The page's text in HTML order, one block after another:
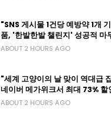
"SNS 게시물 1건당 예방약 1개
품, '한발한발 챌린지' 성공적 마
ABOUT 2 HOURS AGO
"세계 고양이의 날 맞이 역대급
네이버 메가위크서 최대 73% 할
ABOUT 2 HOURS AGO